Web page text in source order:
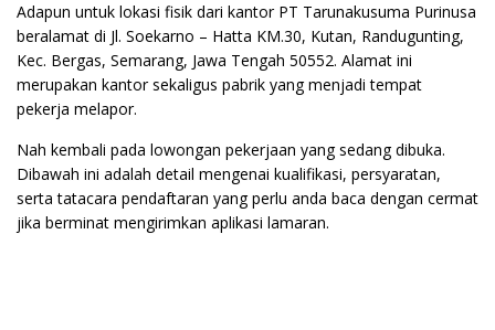
Adapun untuk lokasi fisik dari kantor PT Tarunakusuma Purinusa
beralamat di Jl. Soekarno – Hatta KM.30, Kutan, Randugunting,
Kec. Bergas, Semarang, Jawa Tengah 50552. Alamat ini
merupakan kantor sekaligus pabrik yang menjadi tempat
pekerja melapor.
Nah kembali pada lowongan pekerjaan yang sedang dibuka.
Dibawah ini adalah detail mengenai kualifikasi, persyaratan,
serta tatacara pendaftaran yang perlu anda baca dengan cermat
jika berminat mengirimkan aplikasi lamaran.